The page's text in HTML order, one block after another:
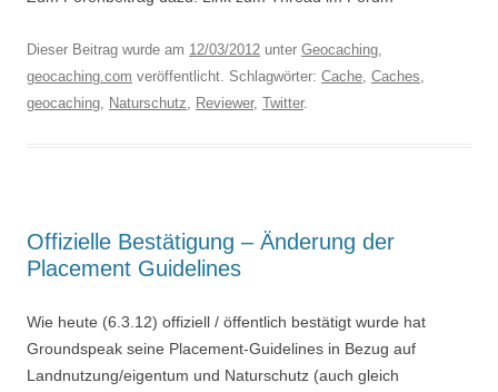
Dieser Beitrag wurde am 12/03/2012 unter Geocaching,
geocaching.com veröffentlicht. Schlagwörter: Cache, Caches,
geocaching, Naturschutz, Reviewer, Twitter.
Offizielle Bestätigung – Änderung der
Placement Guidelines
Wie heute (6.3.12) offiziell / öffentlich bestätigt wurde hat
Groundspeak seine Placement-Guidelines in Bezug auf
Landnutzung/eigentum und Naturschutz (auch gleich